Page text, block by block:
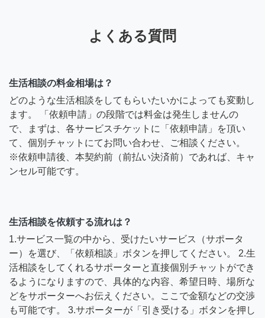
よくある質問
生活相談の料金相場は？
どのような生活相談をしてもらいたいかによっても変動し
ます。 「依頼申請」の段階では料金は発生しませんの
で、まずは、各サービスチケットに「依頼申請」を頂い
て、個別チャットにてお問い合わせ、ご相談ください。
※依頼申請後、本契約前（前払い決済前）であれば、キャ
ンセル可能です。
生活相談を依頼する流れは？
1.サービス一覧の中から、受けたいサービス（サポータ
ー）を選び、「依頼相談」ボタンを押してください。 2.生
活相談をしてくれるサポーターと直接個別チャットができ
るようになりますので、具体的な内容、希望日時、場所な
どをサポーターへお伝えください。ここで金額などの交渉
も可能です。 3.サポーターが「引き受ける」ボタンを押し